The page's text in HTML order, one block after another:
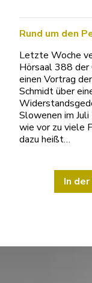
Rund um den
Letzte Woche
Hörsaal 388
einen Vortrag
Schmidt über
Slowenen im
wie vor zu viele
dazu heißt…
In